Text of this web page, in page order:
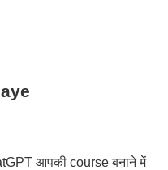
आपकी course बनाने में